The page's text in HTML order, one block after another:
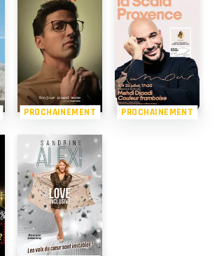
PROCHAINEMENT PROCHAINEMENT